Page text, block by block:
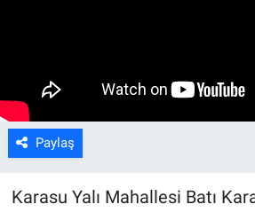
Paylaş
Karasu Yalı Mahallesi Batı